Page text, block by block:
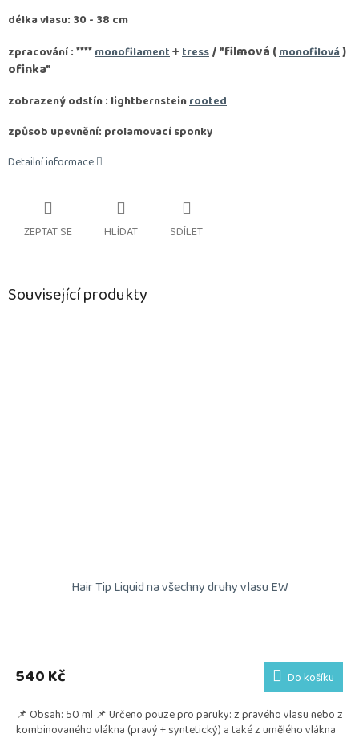
délka vlasu: 30 - 38 cm
zpracování :****monofilament+tress/ "filmová (monofilová)
ofinka"
zobrazený odstín : lightbernsteinrooted
způsob upevnění: prolamovací sponky
Detailní informace
ZEPTAT SE HLÍDAT SDÍLET
Související produkty
Hair Tip Liquid na všechny druhy vlasu EW
540 Kč Do košíku
📌 Obsah: 50 ml 📌 Určeno pouze pro paruky: z pravého vlasu nebo z
kombinovaného vlákna (pravý + syntetický) a také z umělého vlákna